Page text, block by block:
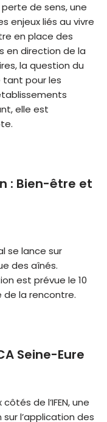
de sens, une
enjeux liés au vivre
en place des
en direction de la
la question du
tant pour les
elle est
: Bien-être et
se lance sur
des aînés.
est prévue le 10
de la rencontre.
Seine-Eure
de l’IFEN, une
l’application des